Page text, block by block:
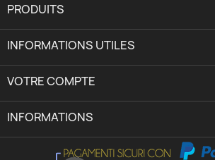
PRODUITS
INFORMATIONS UTILES
VOTRE COMPTE
INFORMATIONS